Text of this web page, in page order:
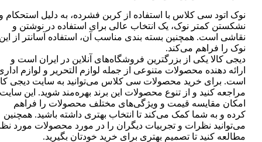
نوک اتود سی کلاس با استفاده از کربن فشرده، به دلیل استحکام
نشکستن کمتر نوک، یک انتخاب عالی برای استفاده در نوشتن و
نقاشی است. همچنین بسته بندی مناسب آن، استفاده آسانتر از
نوک را فراهم می‌کند.
دیجی کالا یکی از بزرگترین فروشگاه‌های آنلاین در ایران است و
ارائه دهنده محصولات متنوعی از جمله لوازم التحریر و لوازم
است. برای خرید محصولات سی کلاس می‌توانید به سایت دیجی
مراجعه کنید و از تنوع محصولات این برند بهره‌مند شوید. این سایت
امکان مقایسه قیمت و ویژگی‌های مختلف محصولات را فراهم
کرده و به شما کمک می‌کند تا انتخاب بهتری داشته باشید. همچنین
می‌توانید نظرات و تجربیات دیگران را در مورد محصولات مورد
مطالعه کنید تا تصمیم بهتری برای خرید خودتان بگیرید.